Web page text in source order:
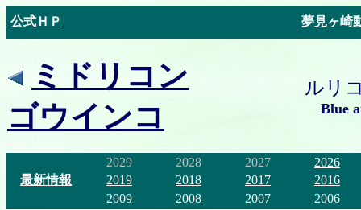
公式ＨＰ 夢見ヶ崎
ミドリコン
ゴウインコ
ルリ
Blue
最新情報
2029 2028 2027
2026
2019
2018 2017
2016
2009
2008 2007 2006